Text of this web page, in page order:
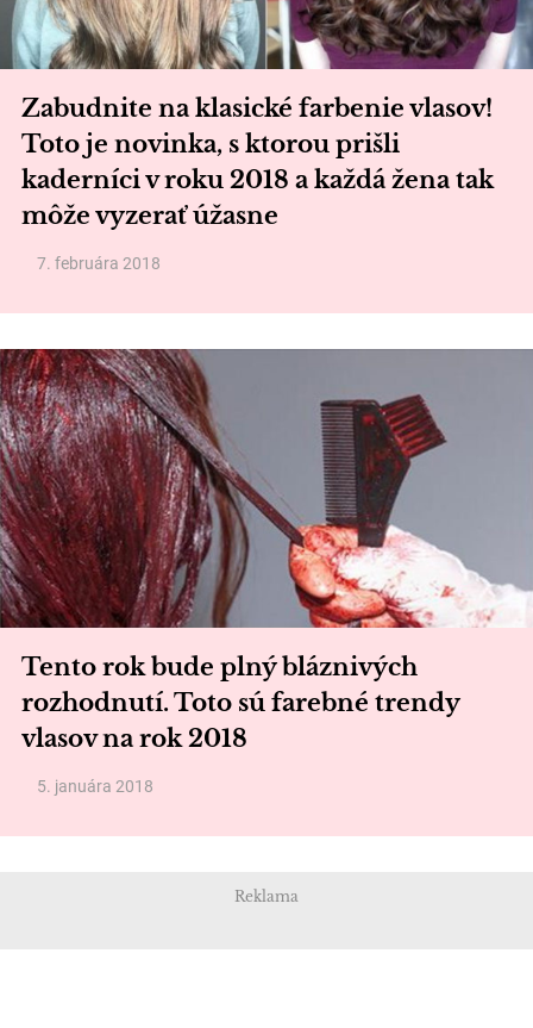
Zabudnite na klasické farbenie vlasov!
Toto je novinka, s ktorou prišli
kaderníci v roku 2018 a každá žena tak
môže vyzerať úžasne
7. februára 2018
Tento rok bude plný bláznivých
rozhodnutí. Toto sú farebné trendy
vlasov na rok 2018
5. januára 2018
Reklama